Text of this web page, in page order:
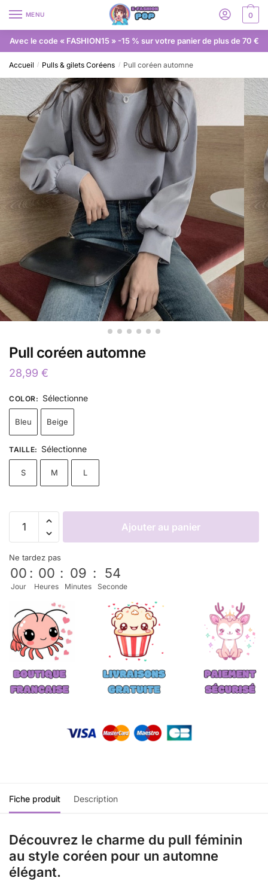
MENU 0
Avec le code « FASHION15 » -15 % sur votre panier de plus de 70 €
Accueil / Pulls & gilets Coréens / Pull coréen automne
Pull coréen automne
28,99 €
COLOR: Sélectionne
Bleu Beige
TAILLE: Sélectionne
S M L
Ajouter au panier
Ne tardez pas
00
Jour
: 00
Heures
: 09
Minutes
: 52
Seconde
Fiche produit Description
Découvrez le charme du pull féminin
au style coréen pour un automne
élégant.